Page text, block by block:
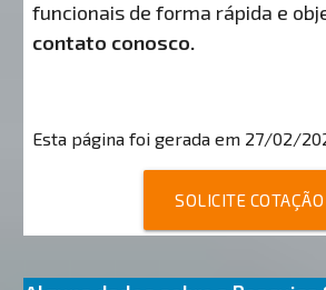
funcionais de forma rápida e
contato conosco.
Esta página foi gerada em 27/02/
SOLICITE COTAÇÃO